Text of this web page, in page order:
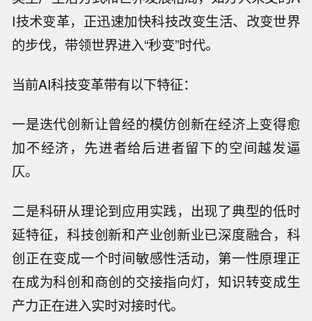
I技术变革，正迅速加快科技改变生活、改变世界
的步伐，带领世界进入“秒变”时代。
当前AI科技变革带有以下特征：
一是迭代创新让曾经的模仿创新在经济上变得愈
加不经济，先进者给后进者留下的空间越发逼
仄。
二是科研从理论到应用实践，出现了典型的低时
延特征，科技创新和产业创新业已深度融合，科
创正在变成一个时间敏感性活动，第一性原理正
在成为科创和商创的交接指向灯，知识转变成生
产力正在进入实时对接时代。